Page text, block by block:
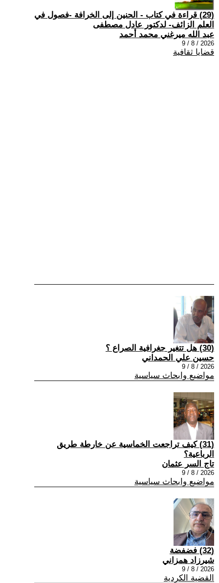
(29) قراءة في كتاب - الحنين إلى الخرافة -فصول في
العلم الزائف- لدكتور عادل مصطفى
عبد الله ميرغني محمد أحمد
2026 / 8 / 9
قضايا ثقافية
(30) هل تتغير جغرافية الصراع ؟
حسين علي الحمداني
2026 / 8 / 9
مواضيع وابحاث سياسية
(31) كيف تراجعت الخماسية عن خارطة طريق
الرباعية؟
تاج السر عثمان
2026 / 8 / 9
مواضيع وابحاث سياسية
(32) فضفضة
شيرزاد همزاني
2026 / 8 / 9
القضية الكردية